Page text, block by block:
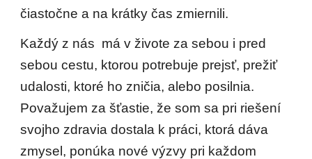
čiastočne a na krátky čas zmiernili.
Každý z nás  má v živote za sebou i pred
sebou cestu, ktorou potrebuje prejsť, prežiť
udalosti, ktoré ho zničia, alebo posilnia.
Považujem za šťastie, že som sa pri riešení
svojho zdravia dostala k práci, ktorá dáva
zmysel, ponúka nové výzvy pri každom